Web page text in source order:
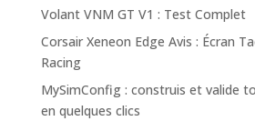
Volant VNM GT V1 : Test Complet
Corsair Xeneon Edge Avis : Écran
Racing
MySimConfig : construis et valide
en quelques clics